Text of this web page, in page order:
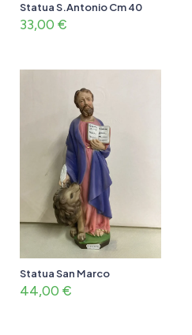
Statua S.Antonio Cm 40
33,00 €
Statua San Marco
44,00 €